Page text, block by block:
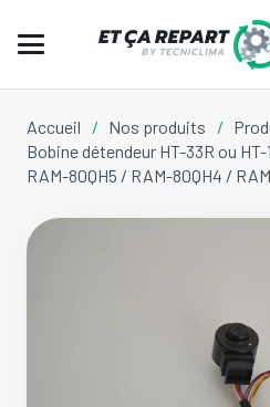
Accueil / Nos produits /
Bobine détendeur HT-33R ou
RAM-80QH5 / RAM-80QH4 /